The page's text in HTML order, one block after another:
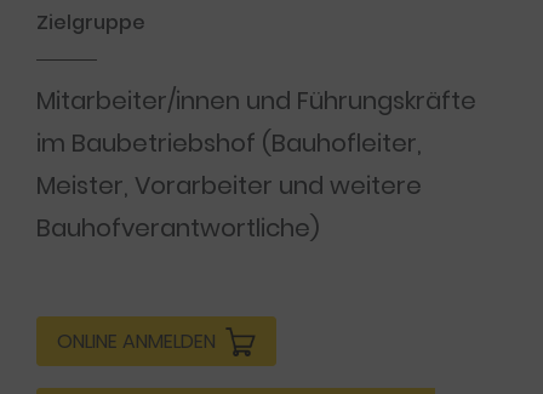
Zielgruppe
Mitarbeiter/innen und Führungskräfte
im Baubetriebshof (Bauhofleiter,
Meister, Vorarbeiter und weitere
Bauhofverantwortliche)
ONLINE ANMELDEN